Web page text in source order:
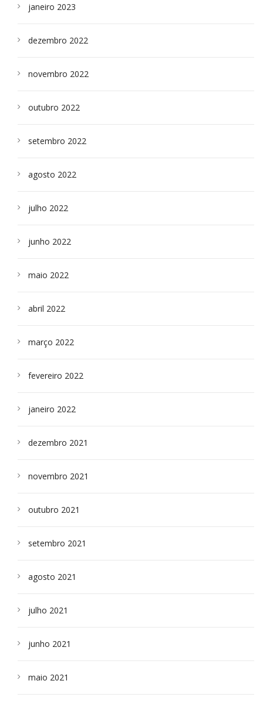
janeiro 2023
dezembro 2022
novembro 2022
outubro 2022
setembro 2022
agosto 2022
julho 2022
junho 2022
maio 2022
abril 2022
março 2022
fevereiro 2022
janeiro 2022
dezembro 2021
novembro 2021
outubro 2021
setembro 2021
agosto 2021
julho 2021
junho 2021
maio 2021